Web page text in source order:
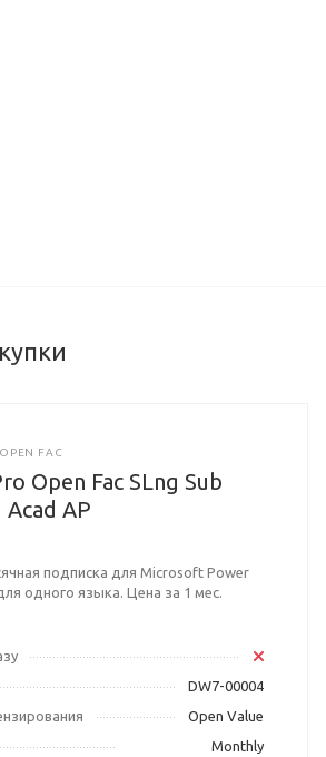
FAC
Open Fac SLng Sub
Acad AP
подписка для Microsoft Power
одного языка. Цена за 1 мес.
DW7-00004
Open Value
Monthly